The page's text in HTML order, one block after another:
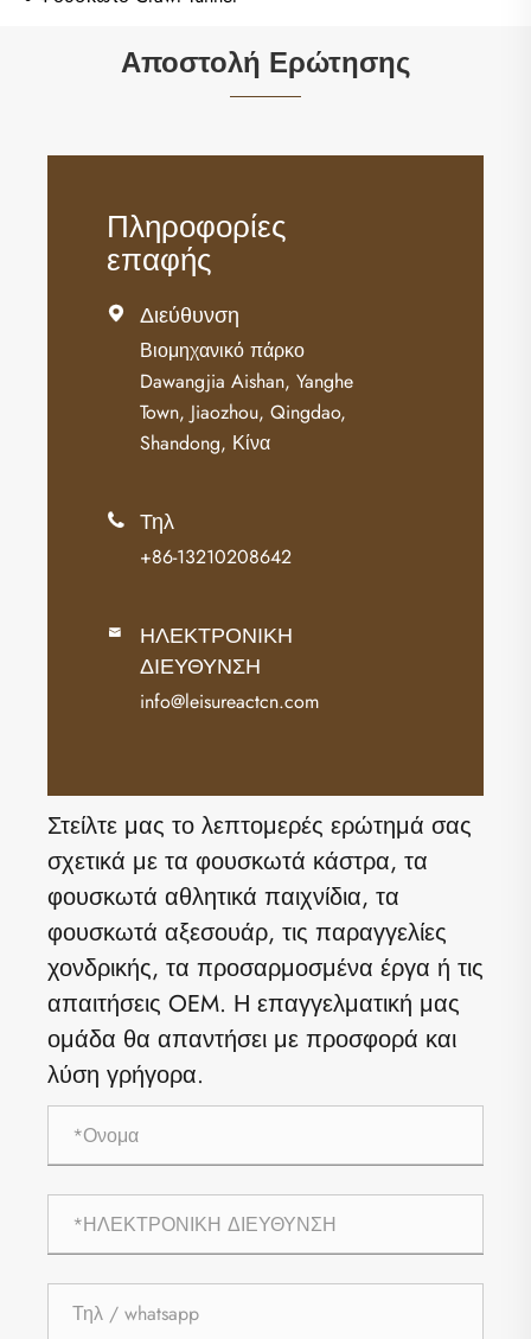
Αποστολή Ερώτησης
Πληροφορίες
επαφής
 Διεύθυνση
Βιομηχανικό πάρκο
Dawangjia Aishan, Yanghe
Town, Jiaozhou, Qingdao,
Shandong, Κίνα
 Τηλ
+86-13210208642

ΗΛΕΚΤΡΟΝΙΚΗ
ΔΙΕΥΘΥΝΣΗ
info@leisureactcn.com
Στείλτε μας το λεπτομερές ερώτημά σας
σχετικά με τα φουσκωτά κάστρα, τα
φουσκωτά αθλητικά παιχνίδια, τα
φουσκωτά αξεσουάρ, τις παραγγελίες
χονδρικής, τα προσαρμοσμένα έργα ή τις
απαιτήσεις OEM. Η επαγγελματική μας
ομάδα θα απαντήσει με προσφορά και
λύση γρήγορα.